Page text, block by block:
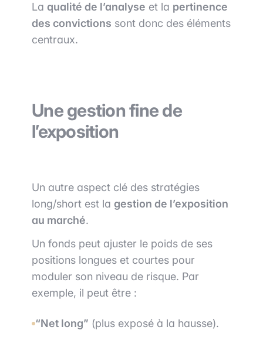
La qualité de l’analyse et la pertinence
des convictions sont donc des éléments
centraux.
Une gestion fine de
l’exposition
Un autre aspect clé des stratégies
long/short est la gestion de l’exposition
au marché.
Un fonds peut ajuster le poids de ses
positions longues et courtes pour
moduler son niveau de risque. Par
exemple, il peut être :
“Net long” (plus exposé à la hausse).